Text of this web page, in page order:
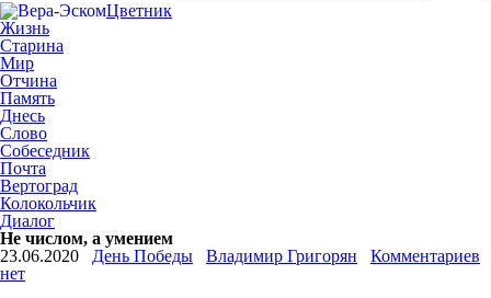
Цветник
Жизнь
Старина
Мир
Отчина
Память
Днесь
Слово
Собеседник
Почта
Вертоград
Колокольчик
Диалог
Не числом, а умением
23.06.2020
День Победы Владимир Григорян
Комментариев
нет